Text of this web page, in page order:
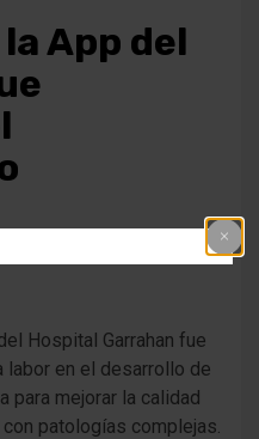
App del
Hospital Garrahan fue
labor en el desarrollo de
para mejorar la calidad
patologías complejas.